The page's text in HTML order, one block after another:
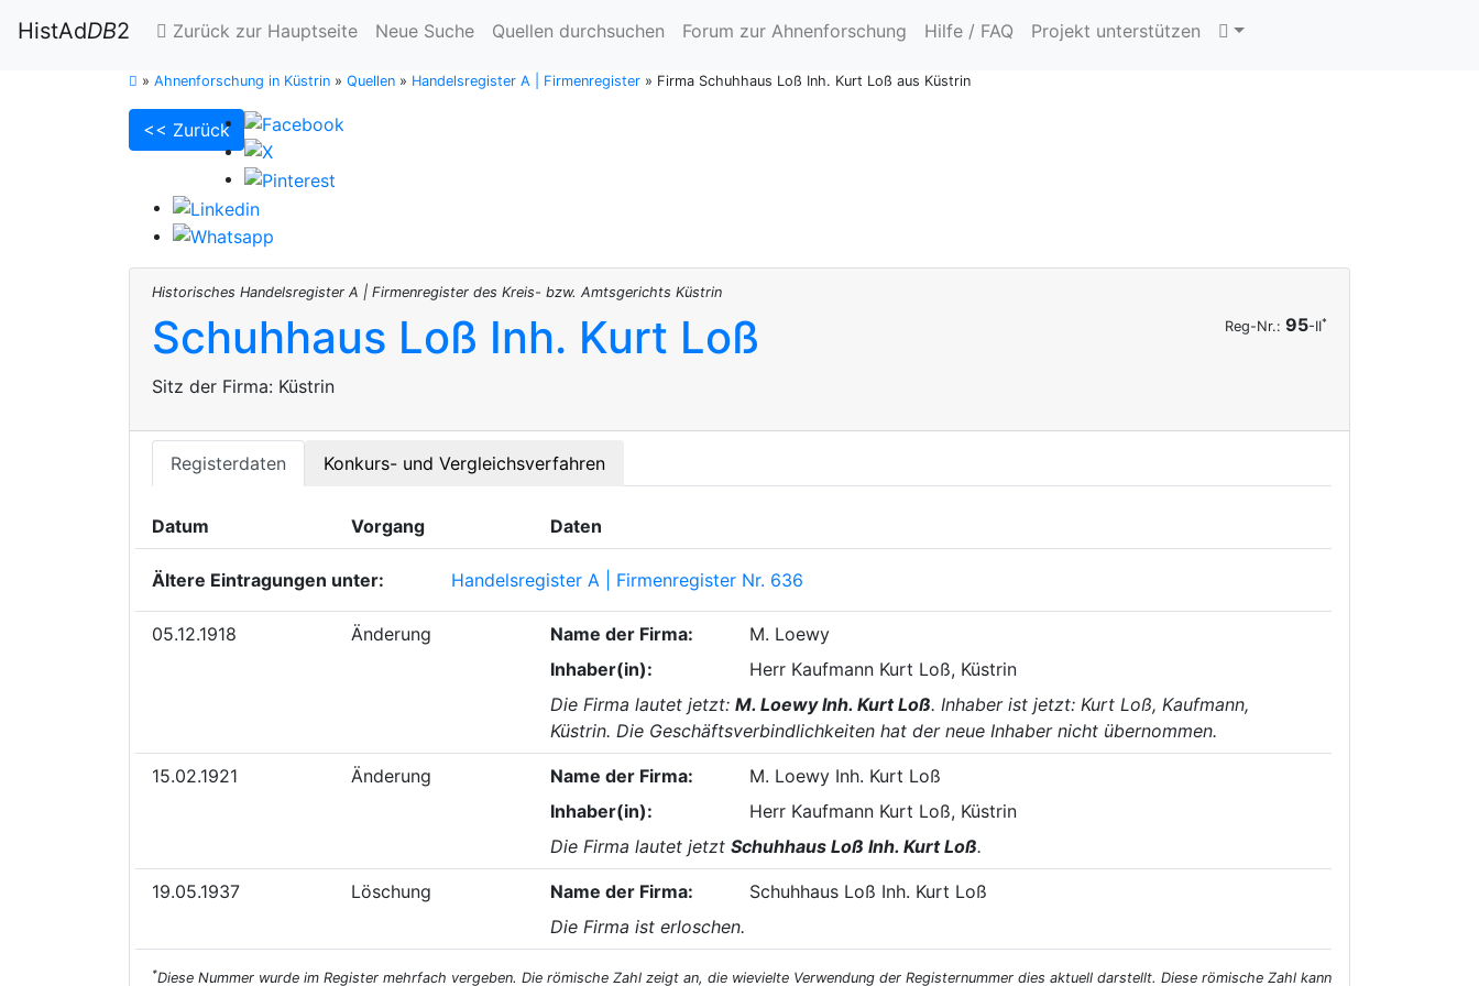
HistAdDB2 Zurück zur Hauptseite Neue Suche Quellen durchsuchen Forum zur Ahnenforschung Hilfe / FAQ Projekt unterstützen
» Ahnenforschung in Küstrin » Quellen » Handelsregister A | Firmenregister » Firma Schuhhaus Loß Inh. Kurt Loß aus Küstrin
<< Zurück
Historisches Handelsregister A | Firmenregister des Kreis- bzw. Amtsgerichts Küstrin
Schuhhaus Loß Inh. Kurt Loß
Sitz der Firma: Küstrin
Reg-Nr.: 95-II*
Registerdaten Konkurs- und Vergleichsverfahren
Datum Vorgang Daten
Ältere Eintragungen unter: Handelsregister A | Firmenregister Nr. 636
05.12.1918 Änderung Name der Firma:
M. Loewy
Inhaber(in):
Herr Kaufmann Kurt Loß, Küstrin
Die Firma lautet jetzt:M. Loewy Inh. Kurt Loß. Inhaber ist jetzt: Kurt Loß, Kaufmann,
Küstrin. Die Geschäftsverbindlichkeiten hat der neue Inhaber nicht übernommen.
15.02.1921 Änderung Name der Firma:
M. Loewy Inh. Kurt Loß
Inhaber(in):
Herr Kaufmann Kurt Loß, Küstrin
Die Firma lautet jetztSchuhhaus Loß Inh. Kurt Loß.
19.05.1937 Löschung Name der Firma:
Schuhhaus Loß Inh. Kurt Loß
Die Firma ist erloschen.
*Diese Nummer wurde im Register mehrfach vergeben. Die römische Zahl zeigt an, die wievielte Verwendung der Registernummer dies aktuell darstellt. Diese römische Zahl kann